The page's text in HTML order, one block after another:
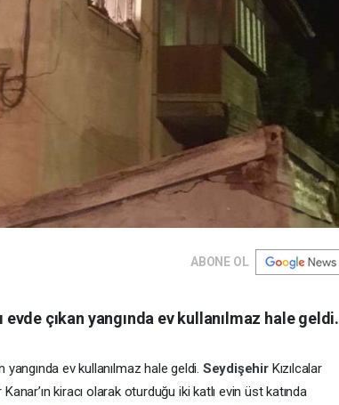
ABONE OL
çıkan yangında ev kullanılmaz hale geldi.
yangında ev kullanılmaz hale geldi. Seydişehir Kızılcalar
kiracı olarak oturduğu iki katlı evin üst katında